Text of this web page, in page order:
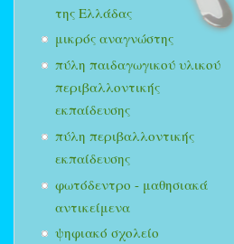
της Ελλάδας
μικρός αναγνώστης
πύλη παιδαγωγικού υλικού
περιβαλλοντικής
εκπαίδευσης
πύλη περιβαλλοντικής
εκπαίδευσης
φωτόδεντρο - μαθησιακά
αντικείμενα
ψηφιακό σχολείο